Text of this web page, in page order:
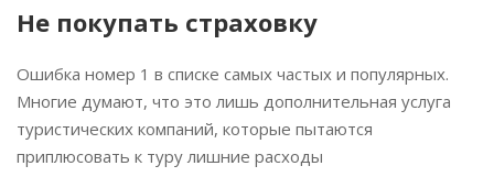
Не покупать страховку
Ошибка номер 1 в списке самых частых и популярных.
Многие думают, что это лишь дополнительная услуга
туристических компаний, которые пытаются
приплюсовать к туру лишние расходы